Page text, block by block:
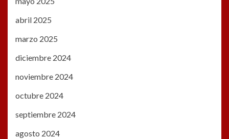
abril 2025
marzo 2025
diciembre 2024
noviembre 2024
octubre 2024
septiembre 2024
agosto 2024